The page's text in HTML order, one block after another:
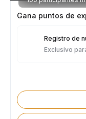
parte de
Gana puntos de
Registro de
Exclusivo